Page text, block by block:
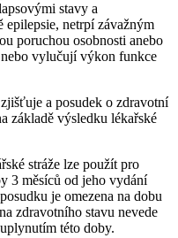
stavy a
epilepsie, netrpí závažným
poruchou osobnosti anebo
vylučují výkon funkce
a posudek o zdravotní
základě výsledku lékařské
stráže lze použít pro
3 měsíců od jeho vydání
je omezena na dobu
zdravotního stavu nevede
této doby.